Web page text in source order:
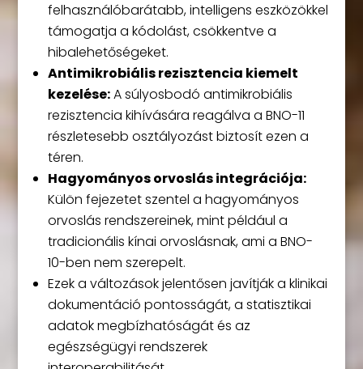
felhasználóbarátabb, intelligens eszközökkel
támogatja a kódolást, csökkentve a
hibalehetőségeket.
Antimikrobiális rezisztencia kiemelt
kezelése:A súlyosbodó antimikrobiális
rezisztencia kihívására reagálva a BNO-11
részletesebb osztályozást biztosít ezen a
téren.
Hagyományos orvoslás integrációja:
Külön fejezetet szentel a hagyományos
orvoslás rendszereinek, mint például a
tradicionális kínai orvoslásnak, ami a BNO-
10-ben nem szerepelt.
Ezek a változások jelentősen javítják a klinikai
dokumentáció pontosságát, a statisztikai
adatok megbízhatóságát és az
egészségügyi rendszerek